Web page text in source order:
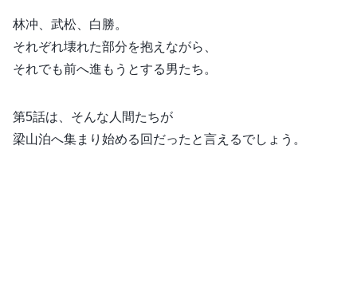
林冲、武松、白勝。
それぞれ壊れた部分を抱えながら、
それでも前へ進もうとする男たち。
第5話は、そんな人間たちが
梁山泊へ集まり始める回だったと言えるでしょう。